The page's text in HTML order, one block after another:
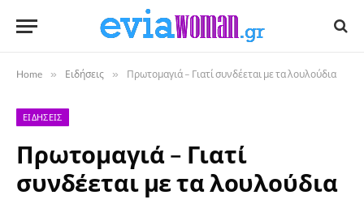
Home » Ειδήσεις » Πρωτομαγιά – Γιατί συνδέεται με τα λουλούδια
ΕΙΔΉΣΕΙΣ
Πρωτομαγιά – Γιατί
συνδέεται με τα λουλούδια